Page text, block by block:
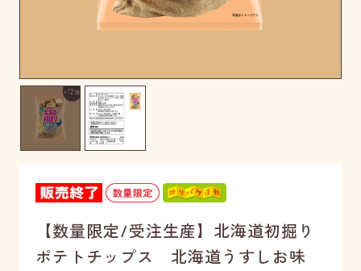
【数量限定/受注生産】北海道初掘り
ポテトチップス 北海道うすしお味